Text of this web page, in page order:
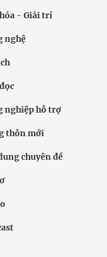
- Giải trí
nghệ
nghiệp hỗ trợ
thôn mới
chuyên đề